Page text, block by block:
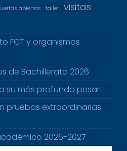
abiertas taller visitas
FCT y organismos
de Bachillerato 2026
su más profundo pesar
pruebas extraordinarias
2026-2027